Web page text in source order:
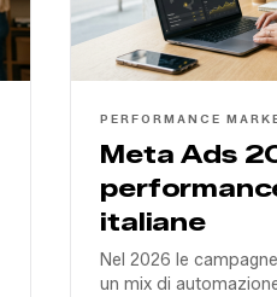
PERFORMANCE
Meta Ads
italiane
Nel 2026 le
un mix di